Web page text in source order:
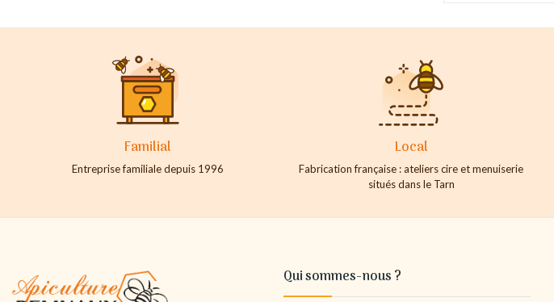
Familial
Entreprise familiale depuis 1996
Local
Fabrication française : ateliers cire et menuiserie
situés dans le Tarn
Qui sommes-nous ?